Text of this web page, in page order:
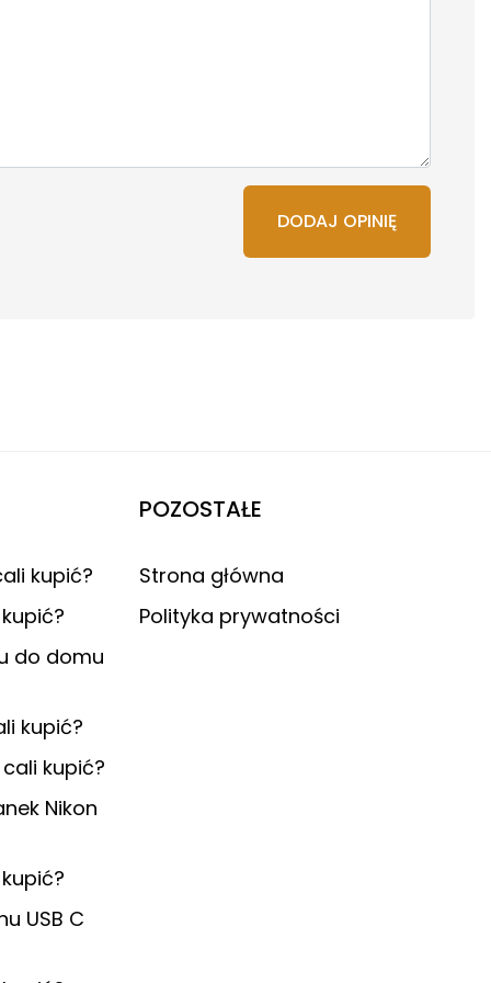
DODAJ OPINIĘ
kupić?
do domu
kupić?
kupić?
Nikon
USB C
POZOSTAŁE
Strona główna
Polityka prywatności